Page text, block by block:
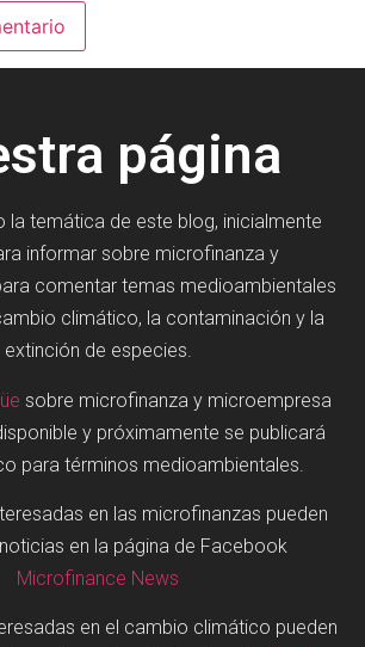
página
la temática de este blog, inicialmente
informar sobre microfinanza y
comentar temas medioambientales
climático, la contaminación y la
extinción de especies.
sobre microfinanza y microempresa
y próximamente se publicará
para términos medioambientales.
en las microfinanzas pueden
en la página de Facebook
Microfinance News
en el cambio climático pueden